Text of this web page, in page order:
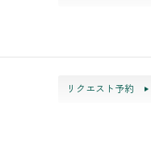
リクエスト予約